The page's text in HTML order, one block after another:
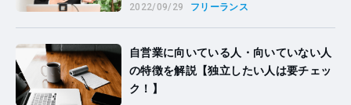
2022/09/29 フリーランス
自営業に向いている人・向いていない人
の特徴を解説【独立したい人は要チェッ
ク！】